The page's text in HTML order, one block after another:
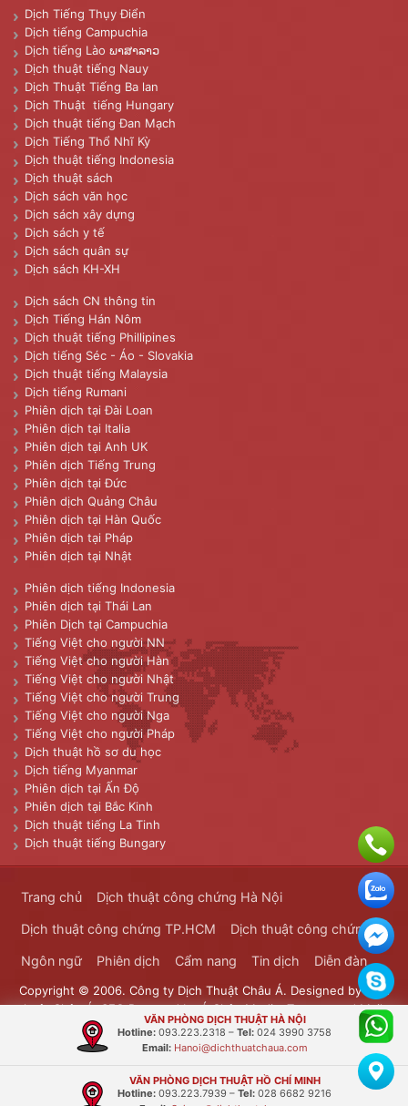
Dịch Tiếng Thụy Điển
Dịch tiếng Campuchia
Dịch tiếng Lào ພາສາລາວ
Dịch thuật tiếng Nauy
Dịch Thuật Tiếng Ba lan
Dịch Thuật tiếng Hungary
Dịch thuật tiếng Đan Mạch
Dịch Tiếng Thổ Nhĩ Kỳ
Dịch thuật tiếng Indonesia
Dịch thuật sách
Dịch sách văn học
Dịch sách xây dựng
Dịch sách y tế
Dịch sách quân sự
Dịch sách KH-XH
Dịch sách CN thông tin
Dịch Tiếng Hán Nôm
Dịch thuật tiếng Phillipines
Dịch tiếng Séc - Áo - Slovakia
Dịch thuật tiếng Malaysia
Dịch tiếng Rumani
Phiên dịch tại Đài Loan
Phiên dịch tại Italia
Phiên dịch tại Anh UK
Phiên dịch Tiếng Trung
Phiên dịch tại Đức
Phiên dịch Quảng Châu
Phiên dịch tại Hàn Quốc
Phiên dịch tại Pháp
Phiên dịch tại Nhật
Phiên dịch tiếng Indonesia
Phiên dịch tại Thái Lan
Phiên Dịch tại Campuchia
Tiếng Việt cho người NN
Tiếng Việt cho người Hàn
Tiếng Việt cho người Nhật
Tiếng Việt cho người Trung
Tiếng Việt cho người Nga
Tiếng Việt cho người Pháp
Dịch thuật hồ sơ du học
Dịch tiếng Myanmar
Phiên dịch tại Ấn Độ
Phiên dịch tại Bắc Kinh
Dịch thuật tiếng La Tinh
Dịch thuật tiếng Bungary
Trang chủ Dịch thuật công chứng Hà Nội
Dịch thuật công chứng TP.HCM Dịch thuật công chứng
Ngôn ngữ Phiên dịch Cẩm nang Tin dịch Diễn đàn
Copyright © 2006. Công ty Dịch Thuật Châu Á. Designed by Dịch
thuật Châu Á. SEO Powered byÁ Châu Media. Transported Mails
Bưu Chính Đông Dương
VĂN PHÒNG DỊCH THUẬT HÀ NỘI
Hotline: 093.223.2318 – Tel: 024 3990 3758
Email: Hanoi@dichthuatchaua.com
VĂN PHÒNG DỊCH THUẬT HỒ CHÍ MINH
Hotline: 093.223.7939 – Tel: 028 6682 9216